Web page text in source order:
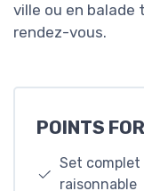
ville ou en balade
rendez-vous.
POINTS
Set complet
raisonnable